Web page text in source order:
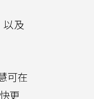
以及
可在
更